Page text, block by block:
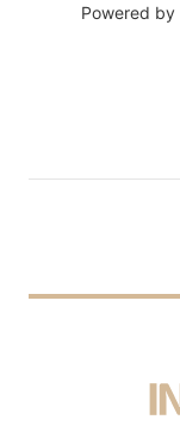
Powered by